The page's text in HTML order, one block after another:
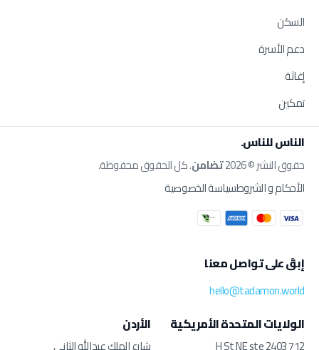
السكن
دعم الأسرة
إغاثة
تمكين
الناس للناس.
حقوق النشر © 2026 تضامن. كل الحقوق محفوظة.
الأحكام و الشروطسياسة الخصوصية
إبقَ على تواصل معنا
hello@tadamon.world
الولايات المتحدة الأمريكية الأردن